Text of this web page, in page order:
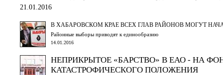
21.01.2016
В ХАБАРОВСКОМ КРАЕ ВСЕХ ГЛАВ РАЙОНОВ МОГУТ
Районные выборы приводят к единообразию
14.01.2016
НЕПРИКРЫТОЕ «БАРСТВО» В ЕАО - НА
КАТАСТРОФИЧЕСКОГО ПОЛОЖЕНИЯ